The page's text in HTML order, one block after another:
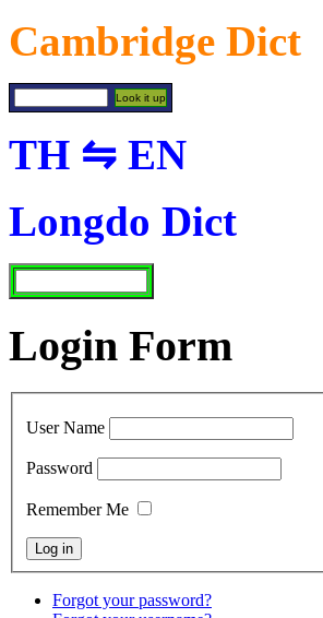
Cambridge Dict
TH ⇋ EN
Longdo Dict
Login Form
User Name
Password
Remember Me
Forgot your password?